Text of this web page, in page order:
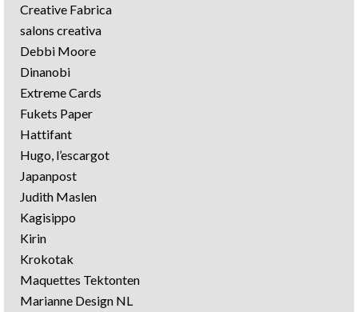
Creative Fabrica
salons creativa
Debbi Moore
Dinanobi
Extreme Cards
Fukets Paper
Hattifant
Hugo, l’escargot
Japanpost
Judith Maslen
Kagisippo
Kirin
Krokotak
Maquettes Tektonten
Marianne Design NL